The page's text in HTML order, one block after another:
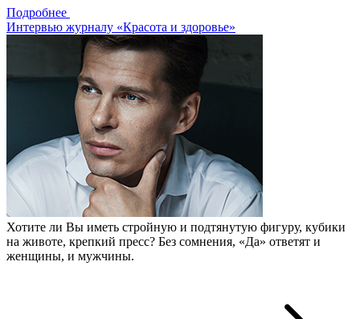
Подробнее
Интервью журналу «Красота и здоровье»
Хотите ли Вы иметь стройную и подтянутую фигуру, кубики
на животе, крепкий пресс? Без сомнения, «Да» ответят и
женщины, и мужчины.